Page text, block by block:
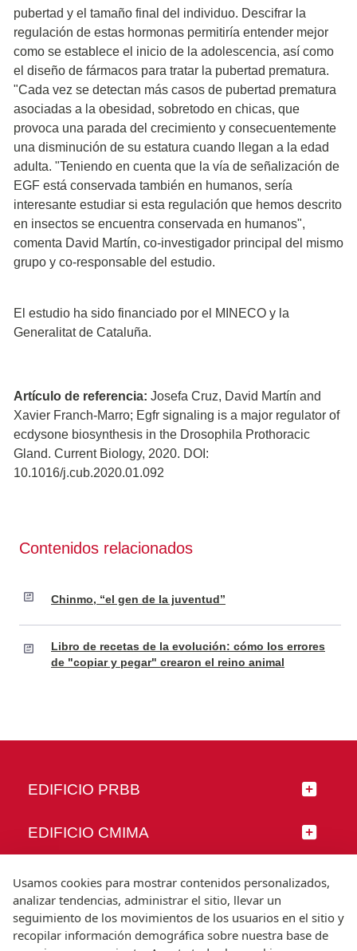
pubertad y el tamaño final del individuo. Descifrar la
regulación de estas hormonas permitiría entender mejor
como se establece el inicio de la adolescencia, así como
el diseño de fármacos para tratar la pubertad prematura.
"Cada vez se detectan más casos de pubertad prematura
asociadas a la obesidad, sobretodo en chicas, que
provoca una parada del crecimiento y consecuentemente
una disminución de su estatura cuando llegan a la edad
adulta. "Teniendo en cuenta que la vía de señalización de
EGF está conservada también en humanos, sería
interesante estudiar si esta regulación que hemos descrito
en insectos se encuentra conservada en humanos",
comenta David Martín, co-investigador principal del mismo
grupo y co-responsable del estudio.
El estudio ha sido financiado por el MINECO y la
Generalitat de Cataluña.
Artículo de referencia: Josefa Cruz, David Martín and
Xavier Franch-Marro; Egfr signaling is a major regulator of
ecdysone biosynthesis in the Drosophila Prothoracic
Gland. Current Biology, 2020. DOI:
10.1016/j.cub.2020.01.092
Contenidos relacionados
Chinmo, “el gen de la juventud”
Libro de recetas de la evolución: cómo los errores
de "copiar y pegar" crearon el reino animal
EDIFICIO PRBB
EDIFICIO CMIMA
SÍGUENOS
Usamos cookies para mostrar contenidos personalizados,
analizar tendencias, administrar el sitio, llevar un
seguimiento de los movimientos de los usuarios en el sitio y
recopilar información demográfica sobre nuestra base de